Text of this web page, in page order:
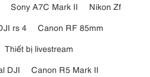
Sony A7C Mark II
Nikon Zf
rs 4
Canon RF 85mm
Thiết bị livestream
DJI
Canon R5 Mark II